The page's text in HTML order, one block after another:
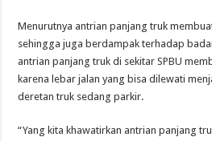
Menurutnya antrian panjang truk
sehingga juga berdampak terhadap
antrian panjang truk di sekitar SPBU
karena lebar jalan yang bisa dilewati
deretan truk sedang parkir.
“Yang kita khawatirkan antri­an panjang